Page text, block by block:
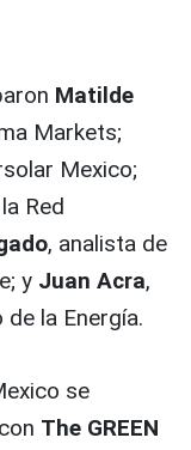
Matilde
Markets;
Mexico;
Red
, analista de
y Juan Acra,
la Energía.
se
The GREEN